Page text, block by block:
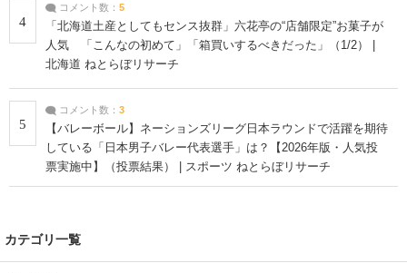
4
コメント数： 5
「北海道土産としてもセンス抜群」六花亭の“店舗限定”お菓子が
人気 「こんなの初めて」「箱買いするべきだった」（1/2） |
北海道 ねとらぼリサーチ
5
コメント数： 3
【バレーボール】ネーションズリーグ日本ラウンドで活躍を期待
している「日本男子バレー代表選手」は？【2026年版・人気投
票実施中】（投票結果） | スポーツ ねとらぼリサーチ
カテゴリ一覧